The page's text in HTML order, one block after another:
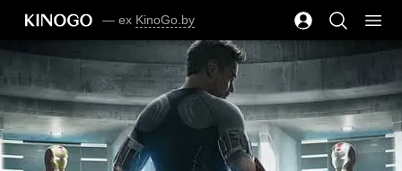
— ex KinoGo.by